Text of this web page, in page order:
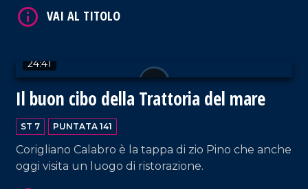
24:41
Il buon cibo della Trattoria del mare
ST 7 PUNTATA 141
Corigliano Calabro è la tappa di zio Pino che anche
oggi visita un luogo di ristorazione.
VAI AL TITOLO